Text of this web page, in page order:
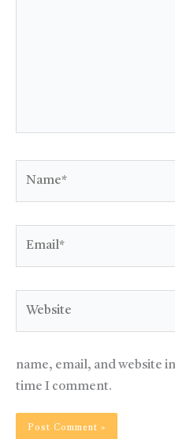
name, email, and website
time I comment.